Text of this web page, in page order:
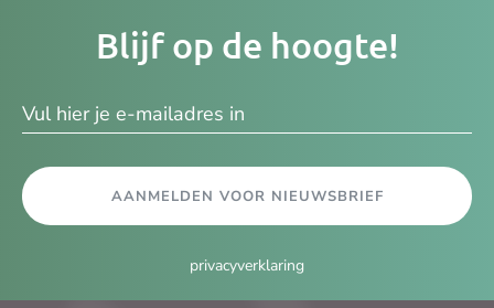
Blijf op de hoogte!
AANMELDEN VOOR NIEUWSBRIEF
privacyverklaring